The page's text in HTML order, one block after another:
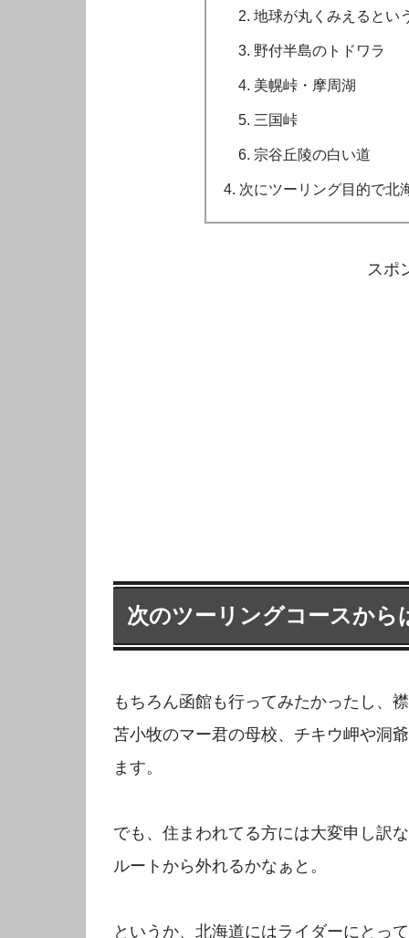
地球が丸くみえるとい
野付半島のトドワラ
美幌峠・摩周湖
三国峠
宗谷丘陵の白い道
次にツーリング目的で北
スポ
次のツーリングコースから
もちろん函館も行ってみたかったし、
苫小牧のマー君の母校、チキウ岬や洞
ます。
でも、住まわれてる方には大変申し訳
ルートから外れるかなぁと。
というか、北海道にはライダーにとっ